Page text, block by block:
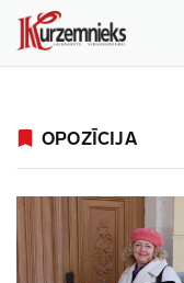
OPOZĪCIJA